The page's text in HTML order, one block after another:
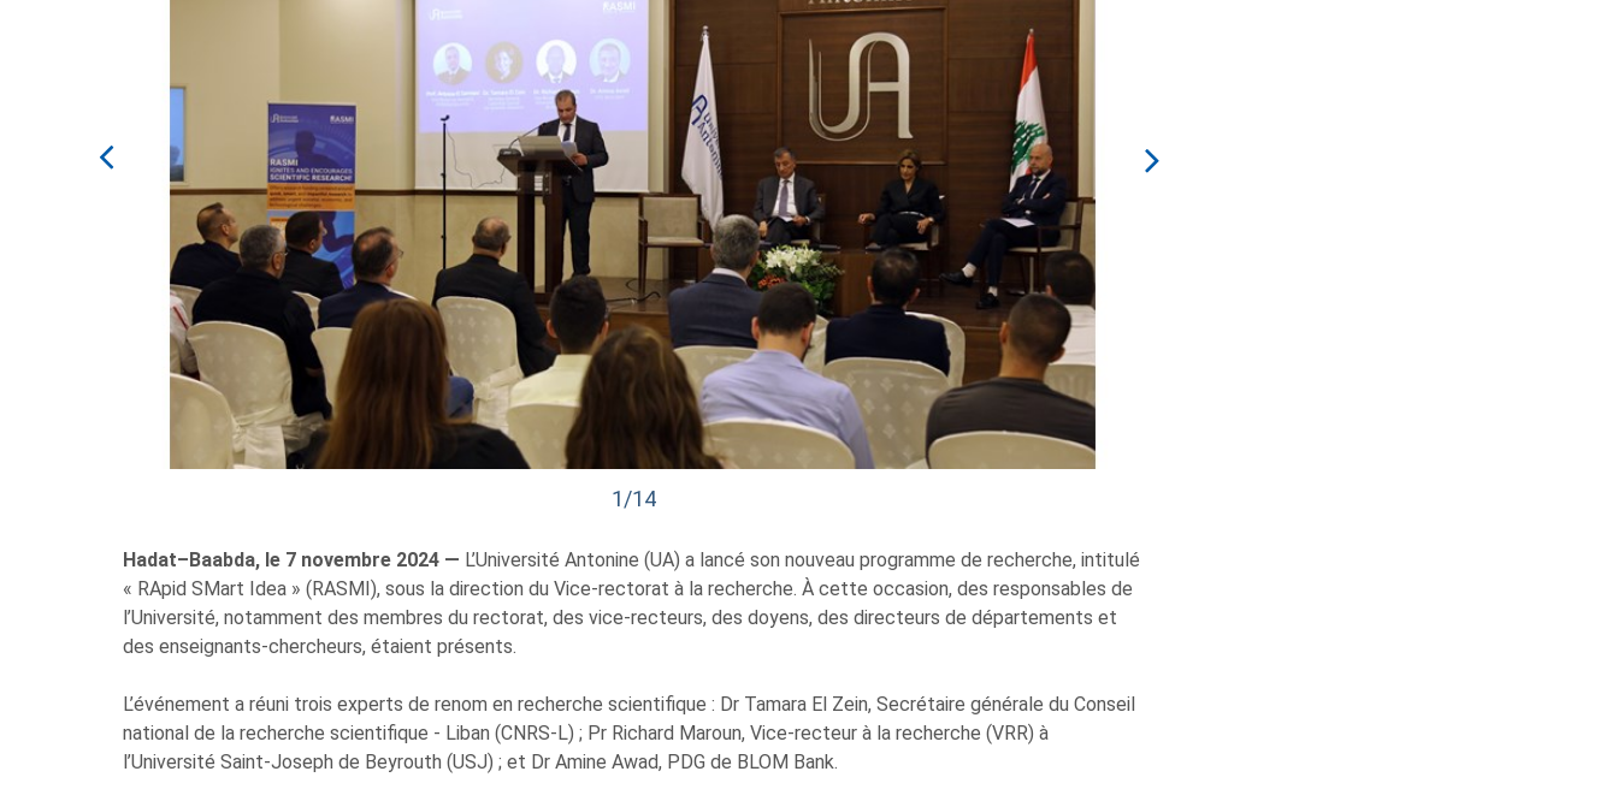
1/14
Hadat–Baabda, le 7 novembre 2024 — L’Université Antonine (UA) a lancé son nouveau programme de recherche, intitulé
« RApid SMart Idea » (RASMI), sous la direction du Vice-rectorat à la recherche. À cette occasion, des responsables de
l’Université, notamment des membres du rectorat, des vice-recteurs, des doyens, des directeurs de départements et
des enseignants-chercheurs, étaient présents.
L’événement a réuni trois experts de renom en recherche scientifique : Dr Tamara El Zein, Secrétaire générale du Conseil
national de la recherche scientifique - Liban (CNRS-L) ; Pr Richard Maroun, Vice-recteur à la recherche (VRR) à
l’Université Saint-Joseph de Beyrouth (USJ) ; et Dr Amine Awad, PDG de BLOM Bank.